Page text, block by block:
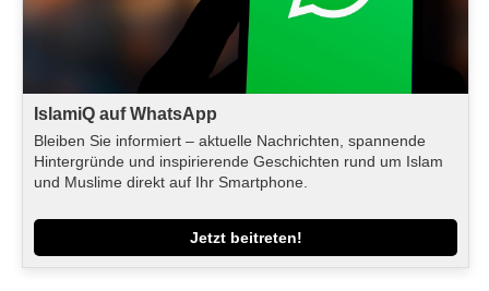
IslamiQ auf WhatsApp
Bleiben Sie informiert – aktuelle Nachrichten, spannende
Hintergründe und inspirierende Geschichten rund um Islam
und Muslime direkt auf Ihr Smartphone.
Jetzt beitreten!